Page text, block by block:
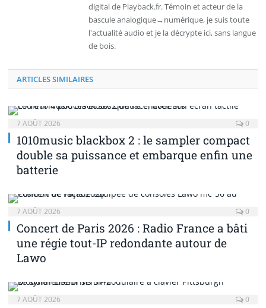
digital de Playback.fr. Témoin et acteur de la
bascule analogique→numérique, je suis toute
l'actualité audio et je la décrypte ici, sans langue
de bois.
ARTICLES SIMILAIRES
7 AOÛT 2026 0
1010music blackbox 2 : le sampler compact
double sa puissance et embarque enfin une
batterie
7 AOÛT 2026 0
Concert de Paris 2026 : Radio France a bâti
une régie tout-IP redondante autour de
Lawo
7 AOÛT 2026 0